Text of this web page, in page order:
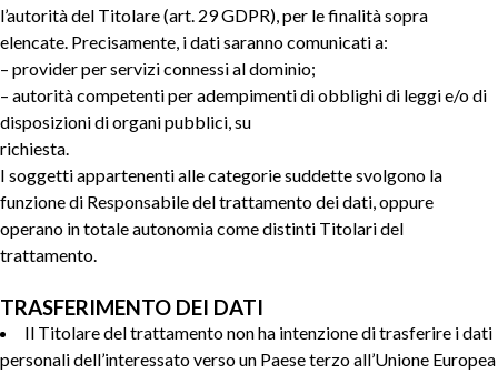
l’autorità del Titolare (art. 29 GDPR), per le finalità sopra
elencate. Precisamente, i dati saranno comunicati a:
– provider per servizi connessi al dominio;
– autorità competenti per adempimenti di obblighi di leggi e/o di
disposizioni di organi pubblici, su
richiesta.
I soggetti appartenenti alle categorie suddette svolgono la
funzione di Responsabile del trattamento dei dati, oppure
operano in totale autonomia come distinti Titolari del
trattamento.
TRASFERIMENTO DEI DATI
Il Titolare del trattamento non ha intenzione di trasferire i dati
personali dell’interessato verso un Paese terzo all’Unione Europea